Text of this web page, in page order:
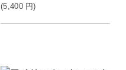
(5,400 円)